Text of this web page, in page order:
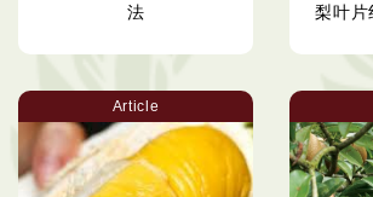
法
梨叶片
Article